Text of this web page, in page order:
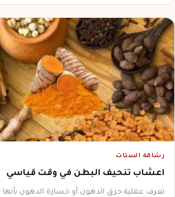
رشاقة الستات
اعشاب تنحيف البطن في وقت قياسي
تعرف عملية حرق الدهون أو خسارة الدهون